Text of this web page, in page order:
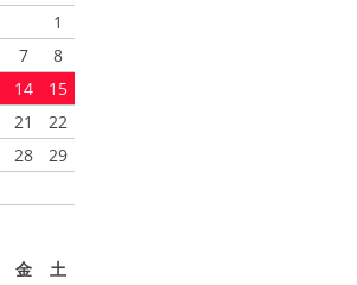
1
7
8
14
15
21
22
28
29
金 土